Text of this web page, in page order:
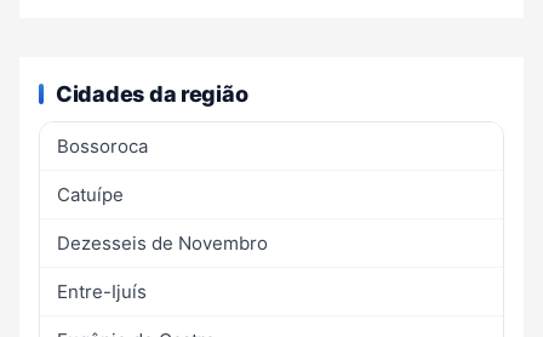
Cidades da região
Bossoroca
Catuípe
Dezesseis de Novembro
Entre-Ijuís